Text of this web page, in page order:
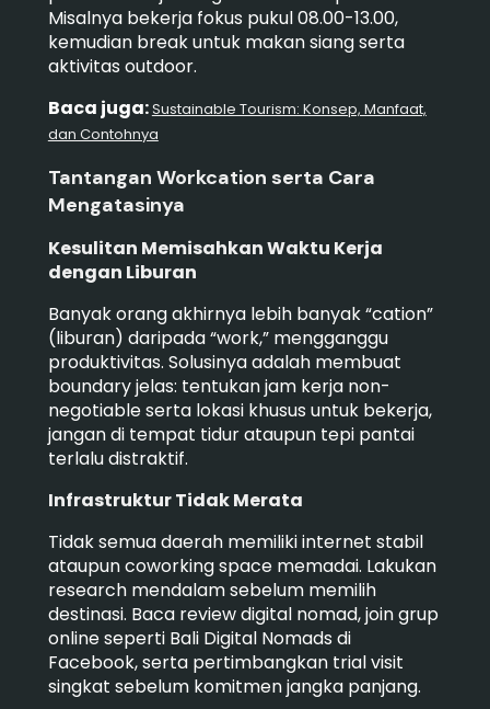
Misalnya bekerja fokus pukul 08.00-13.00,
kemudian break untuk makan siang serta
aktivitas outdoor.
Baca juga:Sustainable Tourism: Konsep, Manfaat,
dan Contohnya
Tantangan Workcation serta Cara
Mengatasinya
Kesulitan Memisahkan Waktu Kerja
dengan Liburan
Banyak orang akhirnya lebih banyak “cation”
(liburan) daripada “work,” mengganggu
produktivitas. Solusinya adalah membuat
boundary jelas: tentukan jam kerja non-
negotiable serta lokasi khusus untuk bekerja,
jangan di tempat tidur ataupun tepi pantai
terlalu distraktif.
Infrastruktur Tidak Merata
Tidak semua daerah memiliki internet stabil
ataupun coworking space memadai. Lakukan
research mendalam sebelum memilih
destinasi. Baca review digital nomad, join grup
online seperti Bali Digital Nomads di
Facebook, serta pertimbangkan trial visit
singkat sebelum komitmen jangka panjang.